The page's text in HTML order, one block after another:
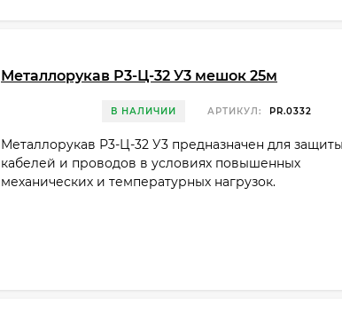
Металлорукав Р3-Ц-32 У3 мешок 25м
В НАЛИЧИИ АРТИКУЛ: PR.0332
Металлорукав Р3-Ц-32 У3 предназначен для защиты
кабелей и проводов в условиях повышенных
механических и температурных нагрузок.